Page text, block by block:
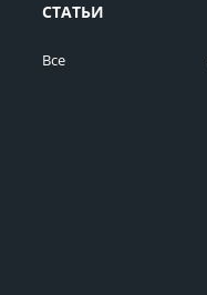
СТАТЬИ
Все